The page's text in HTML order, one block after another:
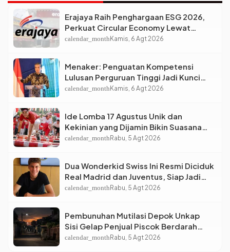
Erajaya Raih Penghargaan ESG 2026,
Perkuat Circular Economy Lewat
Pengelolaan Limbah Berkelanjutan
calendar_monthKamis, 6 Agt 2026
Menaker: Penguatan Kompetensi
Lulusan Perguruan Tinggi Jadi Kunci
Menjawab Kebutuhan Dunia Kerja
calendar_monthKamis, 6 Agt 2026
Ide Lomba 17 Agustus Unik dan
Kekinian yang Dijamin Bikin Suasana
Makin Pecah
calendar_monthRabu, 5 Agt 2026
Dua Wonderkid Swiss Ini Resmi Diciduk
Real Madrid dan Juventus, Siap Jadi
Bintang Baru Eropa
calendar_monthRabu, 5 Agt 2026
Pembunuhan Mutilasi Depok Unkap
Sisi Gelap Penjual Piscok Berdarah
Dingin
calendar_monthRabu, 5 Agt 2026